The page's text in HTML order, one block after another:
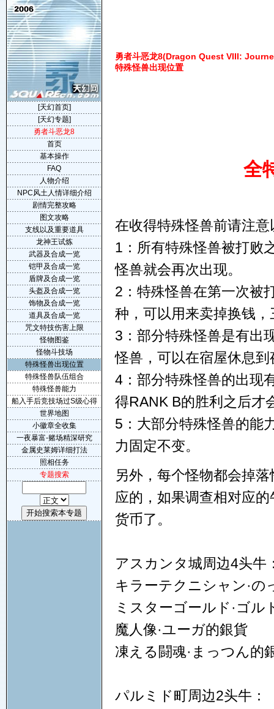
勇者斗恶龙8(Dragon Quest VIII:
特殊怪兽出现位置
全
在收得特殊怪兽前请注意
1：所有特殊怪兽被打败
怪兽就会再次出现。
2：特殊怪兽在第一次被
种，可以用来卖掉换钱
3：部分特殊怪兽是有出
怪兽，可以在宿屋休息
4：部分特殊怪兽的出现
得RANK B的胜利之后才
5：大部分特殊怪兽的能
力固定不变。
另外，每个怪物都会掉
应的，如果调查相对应
货币了。
アスカンタ城周边4头牛
キラーテクニシャン·の
ミスターゴールド·ゴル
魔人像·ユーガ的銀貨
凍える闘魂·まっつん的
パルミド町周边2头牛：
[天幻首页]
[天幻专题]
勇者斗恶龙8
首页
基本操作
FAQ
人物介绍
NPC风土人情详细介绍
剧情完整攻略
图文攻略
支线以及重要道具
龙神王试炼
武器及合成一览
铠甲及合成一览
盾牌及合成一览
头盔及合成一览
饰物及合成一览
道具及合成一览
咒文特技伤害上限
怪物图鉴
怪物斗技场
特殊怪兽出现位置
特殊怪兽队伍组合
特殊怪兽能力
船入手后竞技场过S级心得
世界地图
小徽章全收集
一夜暴富-赌场精深研究
金属史莱姆详细打法
照相任务
专题搜索